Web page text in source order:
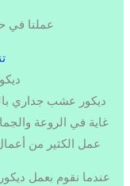
عملنا في
ديكور عشب جداري
غاية في الروعة
عمل الكثير من
عندما نقوم بعمل